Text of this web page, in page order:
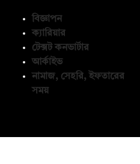
বিজ্ঞাপন
ক্যারিয়ার
টেক্সট কনভার্টার
আর্কাইভ
নামাজ, সেহরি, ইফতারের
সময়